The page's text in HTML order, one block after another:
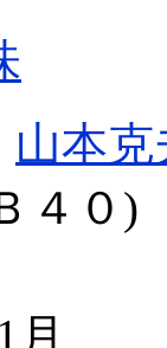
山本克
４０)